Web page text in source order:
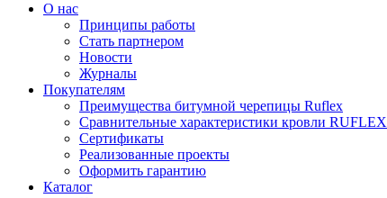
О нас
Принципы работы
Стать партнером
Новости
Журналы
Покупателям
Преимущества битумной черепицы Ruflex
Сравнительные характеристики кровли RUFLEX
Сертификаты
Реализованные проекты
Оформить гарантию
Каталог